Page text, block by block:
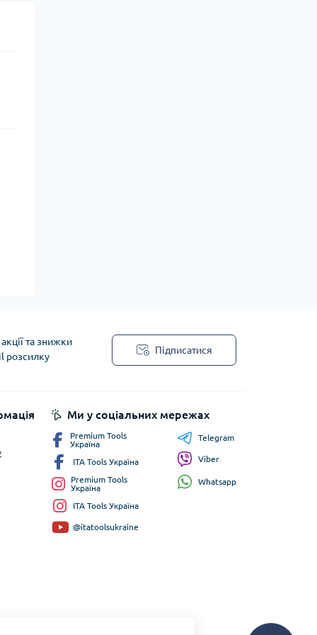
та знижки
розсилку
Підписатися
Ми у соціальних мережах
Premium Tools
Україна
ITA Tools Україна
Premium Tools
Україна
ITA Tools Україна
@itatoolsukraine
Telegram
Viber
Whatsapp